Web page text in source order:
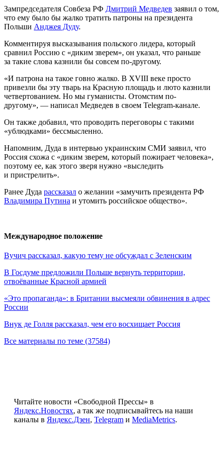
Зампредседателя Совбеза РФ Дмитрий Медведев заявил о том,
что ему было бы жалко тратить патроны на президента
Польши Анджея Дуду.
Комментируя высказывания польского лидера, который
сравнил Россию с «диким зверем», он указал, что раньше
за такие слова казнили бы совсем по-другому.
«И патрона на такое говно жалко. В XVIII веке просто
привезли бы эту тварь на Красную площадь и люто казнили
четвертованием. Но мы гуманисты. Отомстим по-
другому», — написал Медведев в своем Telegram-канале.
Он также добавил, что проводить переговоры с такими
«ублюдками» бессмысленно.
Напомним, Дуда в интервью украинским СМИ заявил, что
Россия схожа с «диким зверем, который пожирает человека»,
поэтому ее, как этого зверя нужно «выследить
и пристрелить».
Ранее Дуда рассказал о желании «замучить президента РФ
Владимира Путина и утомить российское общество».
Международное положение
Вучич рассказал, какую тему не обсуждал с Зеленским
В Госдуме предложили Польше вернуть территории,
отвоёванные Красной армией
«Это пропаганда»: в Британии высмеяли обвинения в адрес
России
Внук де Голля рассказал, чем его восхищает Россия
Все материалы по теме (37584)
Читайте новости «Свободной Прессы» в
Яндекс.Новостях, а так же подписывайтесь на наши
каналы в Яндекс.Дзен, Telegram и MediaMetrics.